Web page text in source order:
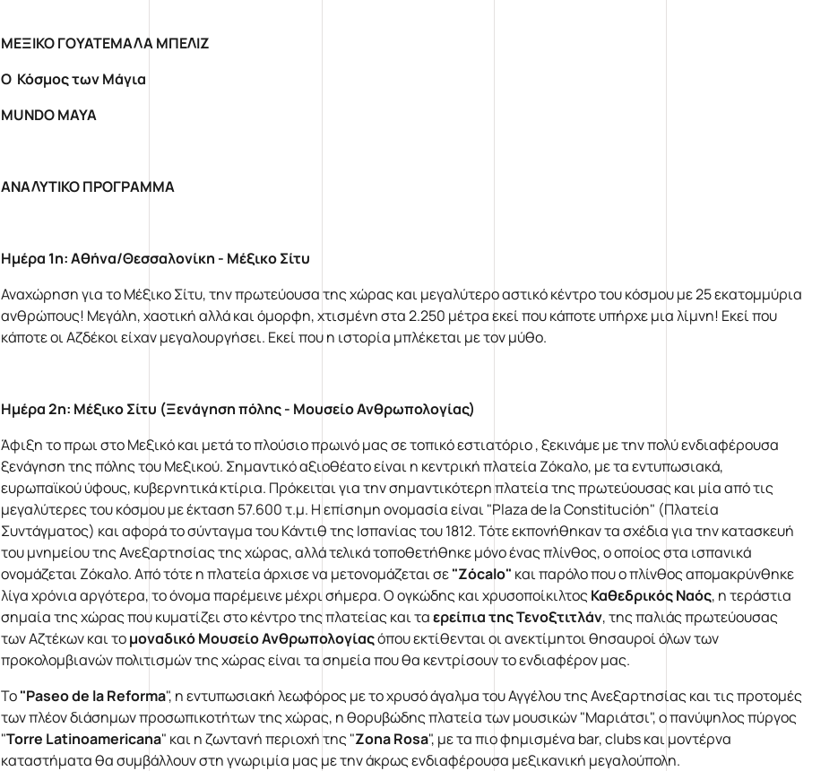
ΜΕΞΙΚΟ ΓΟΥΑΤΕΜΑΛΑ ΜΠΕΛΙΖ
Ο Κόσμος των Μάγια
MUNDOMAYA
ΑΝΑΛΥΤΙΚΟ ΠΡΟΓΡΑΜΜΑ
Ημέρα 1η: Αθήνα/Θεσσαλονίκη - Μέξικο Σίτυ
Αναχώρηση για το Μέξικο Σίτυ, την πρωτεύουσα της χώρας και μεγαλύτερο αστικό κέντρο του κόσμου με 25 εκατομμύρια
ανθρώπους! Μεγάλη, χαοτική αλλά και όμορφη, χτισμένη στα 2.250 μέτρα εκεί που κάποτε υπήρχε μια λίμνη! Εκεί που
κάποτε οι Αζδέκοι είχαν μεγαλουργήσει. Εκεί που η ιστορία μπλέκεται με τον μύθο.
Ημέρα 2η: Μέξικο Σίτυ (Ξενάγηση πόλης - Μουσείο Ανθρωπολογίας)
Άφιξη το πρωι στο Μεξικό και μετά το πλούσιο πρωινό μας σε τοπικό εστιατόριο , ξεκινάμε με την πολύ ενδιαφέρουσα
ξενάγηση της πόλης του Μεξικού. Σημαντικό αξιοθέατο είναι η κεντρική πλατεία Ζόκαλο, με τα εντυπωσιακά,
ευρωπαϊκού ύφους, κυβερνητικά κτίρια. Πρόκειται για την σημαντικότερη πλατεία της πρωτεύουσας και μία από τις
μεγαλύτερες του κόσμου με έκταση 57.600 τ.μ. Η επίσημη ονομασία είναι "Plaza de la Constitución" (Πλατεία
Συντάγματος) και αφορά το σύνταγμα του Κάντιθ της Ισπανίας του 1812. Τότε εκπονήθηκαν τα σχέδια για την κατασκευή
του μνημείου της Ανεξαρτησίας της χώρας, αλλά τελικά τοποθετήθηκε μόνο ένας πλίνθος, ο οποίος στα ισπανικά
ονομάζεται Ζόκαλο. Από τότε η πλατεία άρχισε να μετονομάζεται σε"Zócalo" και παρόλο που ο πλίνθος απομακρύνθηκε
λίγα χρόνια αργότερα, το όνομα παρέμεινε μέχρι σήμερα. Ο ογκώδης και χρυσοποίκιλτοςΚαθεδρικός Ναός, η τεράστια
σημαία της χώρας που κυματίζει στο κέντρο της πλατείας και ταερείπια της Τενοξτιτλάν, της παλιάς πρωτεύουσας
των Αζτέκων και τομοναδικό Μουσείο Ανθρωπολογίαςόπου εκτίθενται οι ανεκτίμητοι θησαυροί όλων των
προκολομβιανών πολιτισμών της χώρας είναι τα σημεία που θα κεντρίσουν το ενδιαφέρον μας.
Το"Paseo de la Reforma", η εντυπωσιακή λεωφόρος με το χρυσό άγαλμα του Αγγέλου της Ανεξαρτησίας και τις προτομές
των πλέον διάσημων προσωπικοτήτων της χώρας, η θορυβώδης πλατεία των μουσικών "Μαριάτσι", ο πανύψηλος πύργος
"Torre Latinoamericana" και η ζωντανή περιοχή της "Zona Rosa", με τα πιο φημισμένα bar, clubs και μοντέρνα
καταστήματα θα συμβάλλουν στη γνωριμία μας με την άκρως ενδιαφέρουσα μεξικανική μεγαλούπολη.